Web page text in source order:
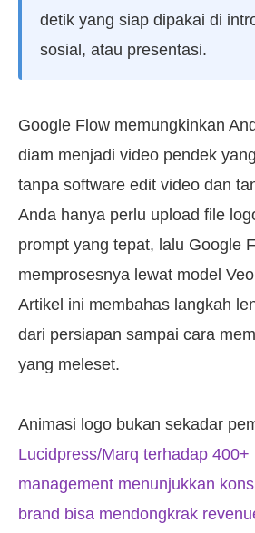
detik yang siap dipakai di
sosial, atau presentasi.
Google Flow memungkinkan
diam menjadi video pendek
tanpa software edit video dan
Anda hanya perlu upload file
prompt yang tepat, lalu Google
memprosesnya lewat model
Artikel ini membahas langkah
dari persiapan sampai cara
yang meleset.
Animasi logo bukan sekadar
Lucidpress/Marq terhadap 400+
management menunjukkan
brand bisa mendongkrak